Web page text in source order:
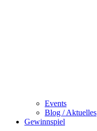
Events
Blog / Aktuelles
Gewinnspiel